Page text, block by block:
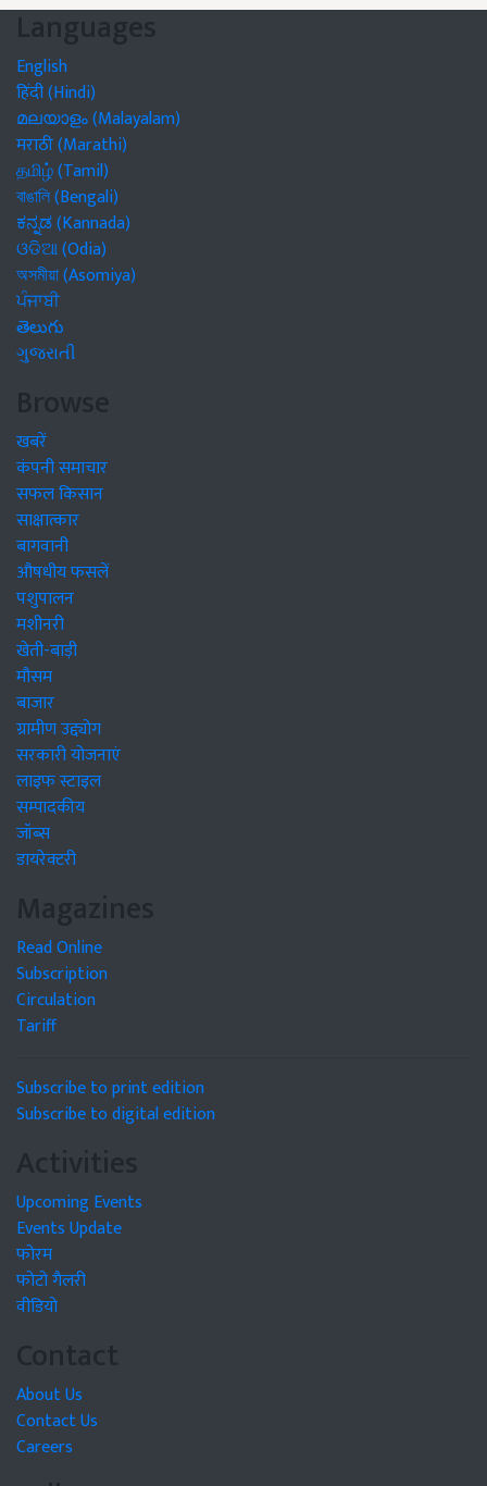
Languages
English
हिंदी (Hindi)
മലയാളം (Malayalam)
मराठी (Marathi)
தமிழ் (Tamil)
বাঙালি (Bengali)
ಕನ್ನಡ (Kannada)
ଓଡିଆ (Odia)
অসমীয়া (Asomiya)
ਪੰਜਾਬੀ
తెలుగు
ગુજરાતી
Browse
खबरें
कंपनी समाचार
सफल किसान
साक्षात्कार
बागवानी
औषधीय फसलें
पशुपालन
मशीनरी
खेती-बाड़ी
मौसम
बाजार
ग्रामीण उद्द्योग
सरकारी योजनाएं
लाइफ स्टाइल
सम्पादकीय
जॉब्स
डायरेक्टरी
Magazines
Read Online
Subscription
Circulation
Tariff
Subscribe to print edition
Subscribe to digital edition
Activities
Upcoming Events
Events Update
फोरम
फोटो गैलरी
वीडियो
Contact
About Us
Contact Us
Careers